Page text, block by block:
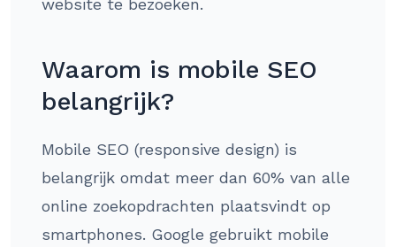
website te bezoeken.
Waarom is mobile SEO
belangrijk?
Mobile SEO (responsive design) is
belangrijk omdat meer dan 60% van alle
online zoekopdrachten plaatsvindt op
smartphones. Google gebruikt mobile